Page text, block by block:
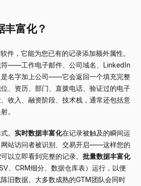
丰富化？
件，它能为您已有的记录添加额外属性。
符——工作电子邮件、公司域名、LinkedIn
是名字加上公司——它会返回一个填充完整
、资历、部门、直拨电话、验证过的电子
收入、融资阶段、技术栈，通常还包括意
。
。 实时数据丰富化在记录被触及的瞬间运
站访问者被识别、交易开启——这样您的
以立即看到完整的记录。 批量数据丰富化
、CRM细分、数据仓库表）运行，以便
旧数据。大多数成熟的GTM团队会同时